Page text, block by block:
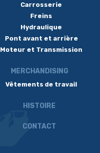
Carrosserie
Freins
Hydraulique
Pont avant et arrière
Moteur et Transmission
MERCHANDISING
Vêtements de travail
HISTOIRE
CONTACT